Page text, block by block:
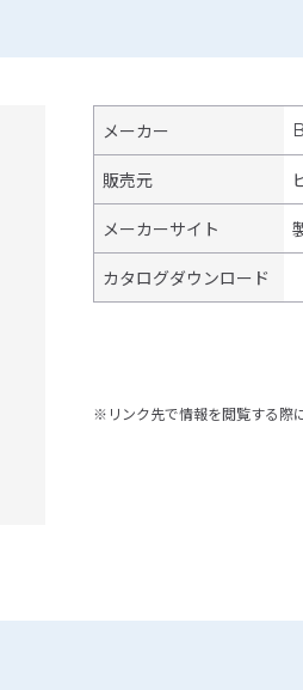
メーカー
販売元
メーカーサイト
カタログダウンロード
※リンク先で情報を閲覧する際